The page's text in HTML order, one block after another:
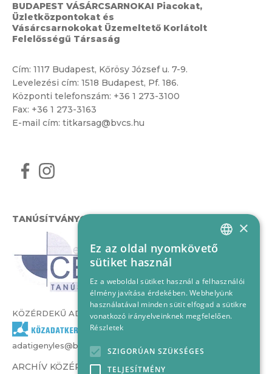
BUDAPEST VÁSÁRCSARNOKAI Piacokat,
Üzletközpontokat és
Vásárcsarnokokat Üzemeltető Korlátolt
Felelősségű Társaság
Cím: 1117 Budapest, Kőrösy József u. 7-9.
Levelezési cím: 1518 Budapest, Pf. 186.
Központi telefonszám: +36 1 273-3100
Fax: +36 1 273-3163
E-mail cím: titkarsag@bvcs.hu
TANÚSÍTVÁNYOK
KÖZÉRDEKŰ ADATOK
adatigenyles@bvcs.hu
ARCHÍV KÖZÉRDEKŰ ADATOK –
HUNGARIAN
×
Ez az oldal nyomkövető
sütiket használ
Ez a weboldal sütiket használ a felhasználói
élmény javítása érdekében. Webhelyünk
használatával minden sütit elfogad a sütikre
vonatkozó irányelveinknek megfelelően.
Részletek
SZIGORÚAN SZÜKSÉGES
TELJESÍTMÉNY